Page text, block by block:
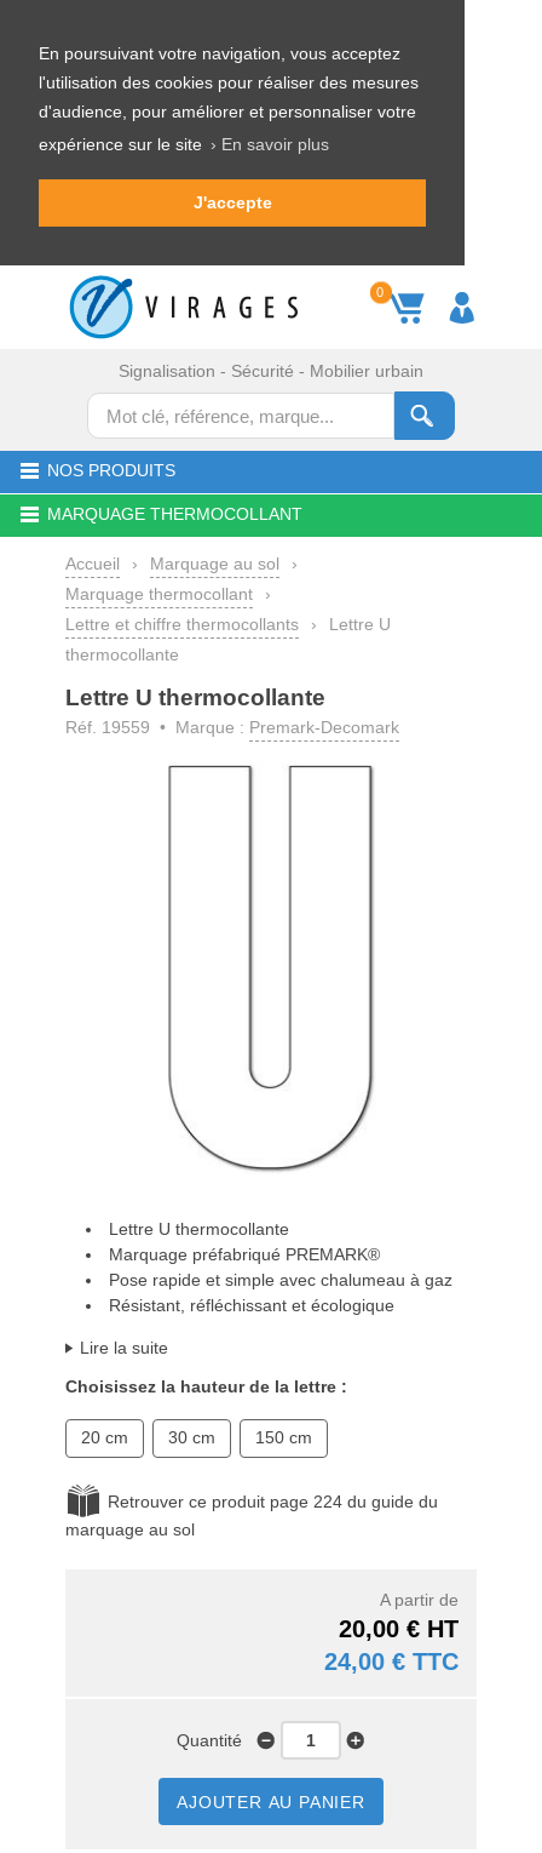
En poursuivant votre navigation, vous acceptez
l'utilisation des cookies pour réaliser des mesures
d'audience, pour améliorer et personnaliser votre
expérience sur le site › En savoir plus
J'accepte
0
Signalisation - Sécurité - Mobilier urbain
NOS PRODUITS
MARQUAGE THERMOCOLLANT
Accueil › Marquage au sol
›
Marquage thermocollant
›
Lettre et chiffre thermocollants
›
Lettre U
thermocollante
Lettre U thermocollante
Réf. 19559 • Marque : Premark-Decomark
Lettre U thermocollante
Marquage préfabriqué PREMARK®
Pose rapide et simple avec chalumeau à gaz
Résistant, réfléchissant et écologique
Lire la suite
Choisissez la hauteur de la lettre :
20 cm 30 cm 150 cm
Retrouver ce produit page 224 du guide du
marquage au sol
A partir de
20,00 € HT
24,00 € TTC
Quantité
AJOUTER AU PANIER